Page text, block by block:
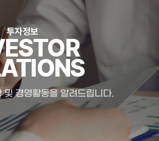
투자정보
및 경영활동을 알려드립니다.